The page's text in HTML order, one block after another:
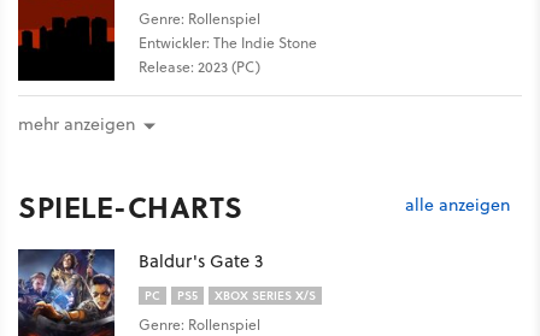
Genre: Rollenspiel
Entwickler: The Indie Stone
Release: 2023 (PC)
mehr anzeigen
SPIELE-CHARTS alle anzeigen
Baldur's Gate 3
PC PS5 XBOX SERIES X/S
Genre: Rollenspiel